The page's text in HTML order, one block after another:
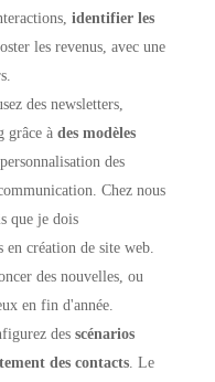
identifier les
les revenus, avec une
des newsletters,
grâce à des modèles
des
Chez nous
que je dois
en création de site web.
des nouvelles, ou
en fin d'année.
des scénarios
des contacts. Le